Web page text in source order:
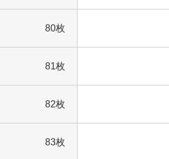
80枚
81枚
82枚
83枚